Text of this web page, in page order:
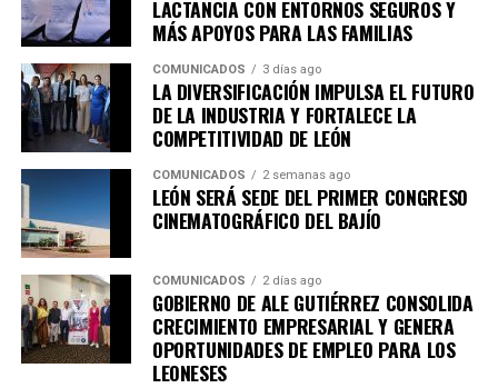
Con este ciclo, el Instituto Cultural de León consolida su
compromiso con el fomento, la promoción y el acceso a
los derechos culturales, acercando al público a
experiencias artísticas diversas y de reflexión profunda,
en diálogo con uno de los festivales más importantes de
Iberoamérica.
Para conocer más detalles sobre los espacios expositivos
de CAVI y la programación especial del Cervantino en
León, se invita a seguir las cuentas en redes sociales del
ICL, que son
@culturaleony @cavileonasí como
consultar la página web oficialwww.culturaleon.com
para más detalles sobre eventos culturales en León.
LACTANCIA CON ENTORNOS SEGUROS Y
MÁS APOYOS PARA LAS FAMILIAS
COMUNICADOS 3 días ago
LA DIVERSIFICACIÓN IMPULSA EL FUTURO
DE LA INDUSTRIA Y FORTALECE LA
COMPETITIVIDAD DE LEÓN
COMUNICADOS 2 semanas ago
LEÓN SERÁ SEDE DEL PRIMER CONGRESO
CINEMATOGRÁFICO DEL BAJÍO
COMUNICADOS 2 días ago
GOBIERNO DE ALE GUTIÉRREZ CONSOLIDA
CRECIMIENTO EMPRESARIAL Y GENERA
OPORTUNIDADES DE EMPLEO PARA LOS
LEONESES